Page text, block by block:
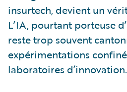
insurtech, devient un
L’IA, pourtant porteuse
reste trop souvent
expérimentations
laboratoires d’innovation.